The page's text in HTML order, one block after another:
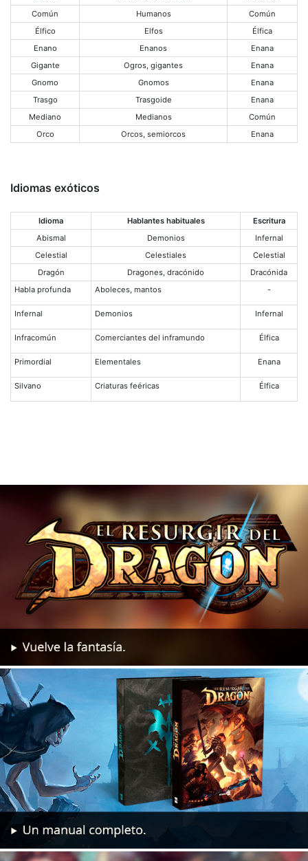
Común
Humanos
Común
Élfico
Elfos
Élfica
Enano
Enanos
Enana
Gigante
Ogros, gigantes
Enana
Gnomo
Gnomos
Enana
Trasgo
Trasgoide
Enana
Mediano
Medianos
Común
Orco
Orcos, semiorcos Enana
Idiomas exóticos
Idioma Hablantes habituales
Escritura
Abismal
Demonios
Infernal
Celestial
Celestiales
Celestial
Dragón
Dragones, dracónido
Dracónida
Habla profunda
Aboleces, mantos -
Infernal Demonios Infernal
Infracomún Comerciantes del inframundo Élfica
Primordial Elementales Enana
Silvano Criaturas feéricas Élfica